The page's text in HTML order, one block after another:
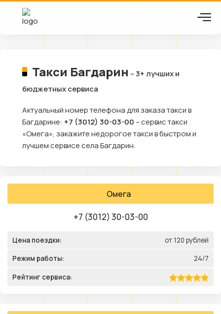
Такси Багдарин – 3+ лучших и
бюджетных сервиса
Актуальный номер телефона для заказа такси в
Багдарине: +7 (3012) 30-03-00 – сервис такси
«Омега», закажите недорогое такси в быстром и
лучшем сервисе села Багдарин.
Омега
+7 (3012) 30-03-00
Цена поездки: от 120 рублей
Режим работы: 24/7
Рейтинг сервиса: